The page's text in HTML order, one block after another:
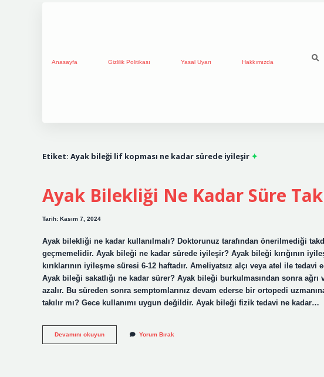
Anasayfa Gizlilik Politikası Yasal Uyarı Hakkımızda
Etiket: Ayak bileği lif kopması ne kadar sürede iyileşir
Ayak Bilekliği Ne Kadar Süre
Tarih: Kasım 7, 2024
Ayak bilekliği ne kadar kullanılmalı? Doktorunuz tarafından önerilmediği
geçmemelidir. Ayak bileği ne kadar sürede iyileşir? Ayak bileği kırığının
kırıklarının iyileşme süresi 6-12 haftadır. Ameliyatsız alçı veya atel ile
Ayak bileği sakatlığı ne kadar sürer? Ayak bileği burkulmasından sonra
azalır. Bu süreden sonra semptomlarınız devam ederse bir ortopedi
takılır mı? Gece kullanımı uygun değildir. Ayak bileği fizik tedavi ne kadar…
Devamını okuyunAyak
Bilekliği
Yorum Bırak